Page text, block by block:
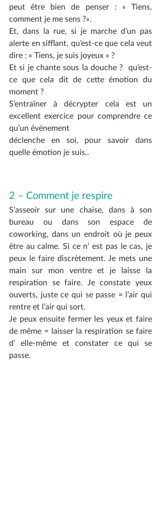
peut être bien de penser : « Tiens,
comment je me sens ?».
Et, dans la rue, si je marche d’un pas
alerte en sifflant, qu’est-ce que cela veut
dire : « Tiens, je suis joyeux » ?
Et si je chante sous la douche ?  qu’est-
ce que cela dit de cette émotion du
moment ?
S’entraîner à décrypter cela est un
excellent exercice pour comprendre ce
qu’un événement
déclenche en soi, pour savoir dans
quelle émotion je suis..
2 – Comment je respire
S’asseoir sur une chaise, dans à son
bureau ou dans son espace de
coworking, dans un endroit où je peux
être au calme. Si ce n’ est pas le cas, je
peux le faire discrètement. Je mets une
main sur mon ventre et je laisse la
respiration se faire. Je constate yeux
ouverts, juste ce qui se passe = l’air qui
rentre et l’air qui sort.
Je peux ensuite fermer les yeux et faire
de même = laisser la respiration se faire
d’ elle-même et constater ce qui se
passe.